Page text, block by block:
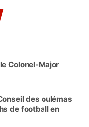
Colonel-Major
des oulémas
de football en